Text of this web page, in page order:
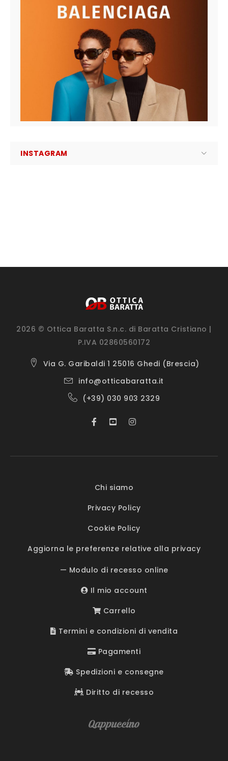
INSTAGRAM
2026 © Ottica Baratta S.n.c. di Baratta Cristiano |
P.IVA 02860560172
Via G. Garibaldi 1 25016 Ghedi (Brescia)
info@otticabaratta.it
(+39) 030 903 2329
Chi siamo
Privacy Policy
Cookie Policy
Aggiorna le preferenze relative alla privacy
— Modulo di recesso online
Il mio account
Carrello
Termini e condizioni di vendita
Pagamenti
Spedizioni e consegne
Diritto di recesso